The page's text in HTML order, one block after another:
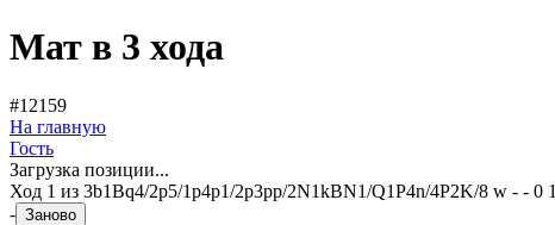
Мат в 3 хода
#12159
На главную
Гость
Загрузка позиции...
Ход 1 из 3b1Bq4/2p5/1p4p1/2p3pp/2N1kBN1/Q1P4n/4P2K/8 w - - 0 1
- Заново